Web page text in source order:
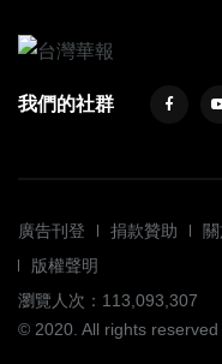
我們的社群
廣告刊登 捐款贊助
版權聲明
瀏覽人次：113,093,307
© 2020. All rights reserved